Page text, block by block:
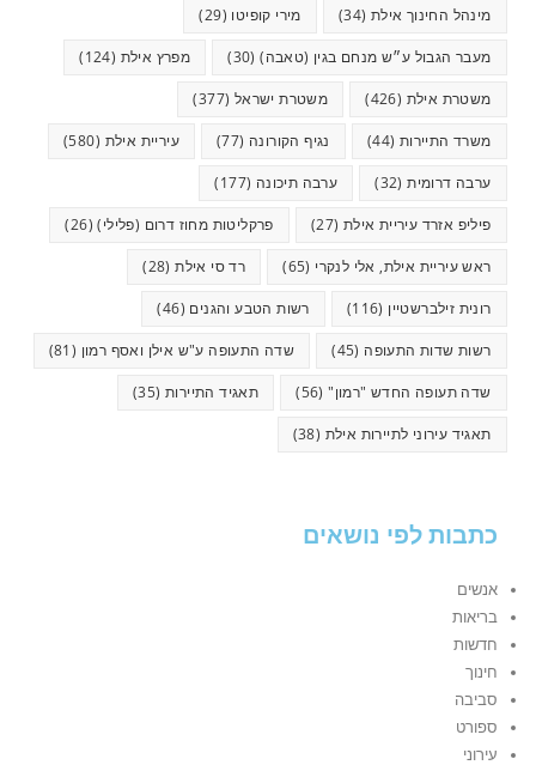
מינהל החינוך אילת (34) מירי קופיטו (29)
מעבר הגבול ע״ש מנחם בגין (טאבה)(30) מפרץ אילת (124)
משטרת אילת (426) משטרת ישראל (377)
משרד התיירות (44) נגיף הקורונה (77) עיריית אילת (580)
ערבה דרומית(32) ערבה תיכונה (177)
פיליפ אזרד עיריית אילת (27) פרקליטות מחוז דרום (פלילי)(26)
ראש עיריית אילת, אלי לנקרי (65) רד סי אילת(28)
רונית זילברשטיין (116) רשות הטבע והגנים (46)
רשות שדות התעופה (45) שדה התעופה ע"ש אילן ואסף רמון (81)
שדה תעופה החדש "רמון"(56) תאגיד התיירות (35)
תאגיד עירוני לתיירות אילת (38)
כתבות לפי נושאים
אנשים
בריאות
חדשות
חינוך
סביבה
ספורט
עירוני